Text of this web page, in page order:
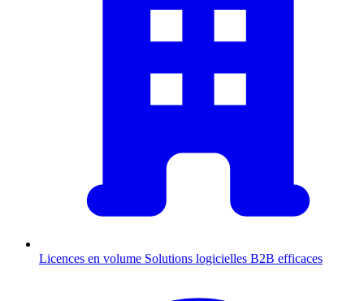
Licences en volume Solutions logicielles B2B efficaces